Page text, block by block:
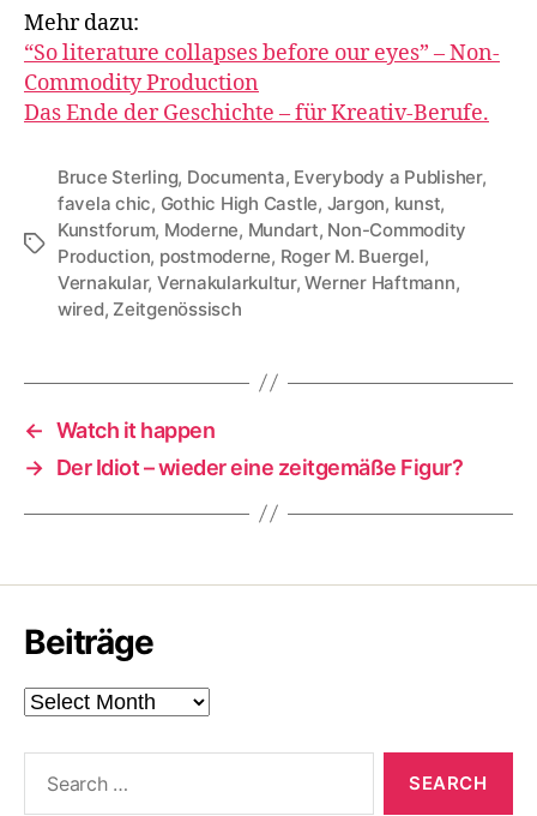
Mehr dazu:
“So literature collapses before our eyes” – Non-
Commodity Production
Das Ende der Geschichte – für Kreativ-Berufe.
Tags
Bruce Sterling, Documenta, Everybody a Publisher,
favela chic, Gothic High Castle, Jargon, kunst,
Kunstforum, Moderne, Mundart, Non-Commodity
Production, postmoderne, Roger M. Buergel,
Vernakular, Vernakularkultur,Werner Haftmann,
wired, Zeitgenössisch
← Watch it happen
→ Der Idiot – wieder eine zeitgemäße Figur?
Beiträge
Beiträge